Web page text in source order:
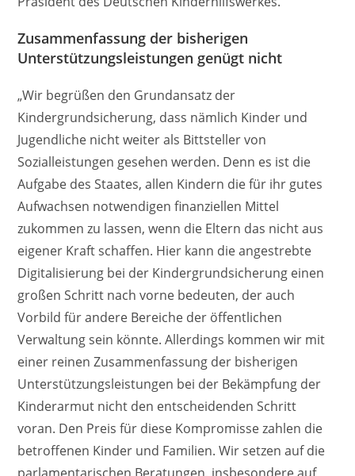
Zusammenfassung der bisherigen
Unterstützungsleistungen genügt nicht
„Wir begrüßen den Grundansatz der
Kindergrundsicherung, dass nämlich Kinder und
Jugendliche nicht weiter als Bittsteller von
Sozialleistungen gesehen werden. Denn es ist die
Aufgabe des Staates, allen Kindern die für ihr gutes
Aufwachsen notwendigen finanziellen Mittel
zukommen zu lassen, wenn die Eltern das nicht aus
eigener Kraft schaffen. Hier kann die angestrebte
Digitalisierung bei der Kindergrundsicherung einen
großen Schritt nach vorne bedeuten, der auch
Vorbild für andere Bereiche der öffentlichen
Verwaltung sein könnte. Allerdings kommen wir mit
einer reinen Zusammenfassung der bisherigen
Unterstützungsleistungen bei der Bekämpfung der
Kinderarmut nicht den entscheidenden Schritt
voran. Den Preis für diese Kompromisse zahlen die
betroffenen Kinder und Familien. Wir setzen auf die
parlamentarischen Beratungen, insbesondere auf